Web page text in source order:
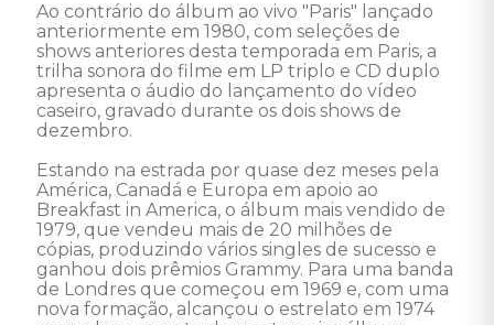
Ao contrário do álbum ao vivo "Paris" lançado
anteriormente em 1980, com seleções de
shows anteriores desta temporada em Paris, a
trilha sonora do filme em LP triplo e CD duplo
apresenta o áudio do lançamento do vídeo
caseiro, gravado durante os dois shows de
dezembro.
Estando na estrada por quase dez meses pela
América, Canadá e Europa em apoio ao
Breakfast in America, o álbum mais vendido de
1979, que vendeu mais de 20 milhões de
cópias, produzindo vários singles de sucesso e
ganhou dois prêmios Grammy. Para uma banda
de Londres que começou em 1969 e, com uma
nova formação, alcançou o estrelato em 1974